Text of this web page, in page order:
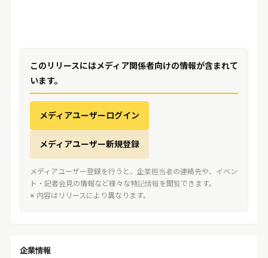
このリリースにはメディア関係者向けの情報が含まれて
います。
メディアユーザーログイン
メディアユーザー新規登録
メディアユーザー登録を行うと、企業担当者の連絡先や、イベン
ト・記者会見の情報など様々な特記情報を閲覧できます。
※ 内容はリリースにより異なります。
企業情報